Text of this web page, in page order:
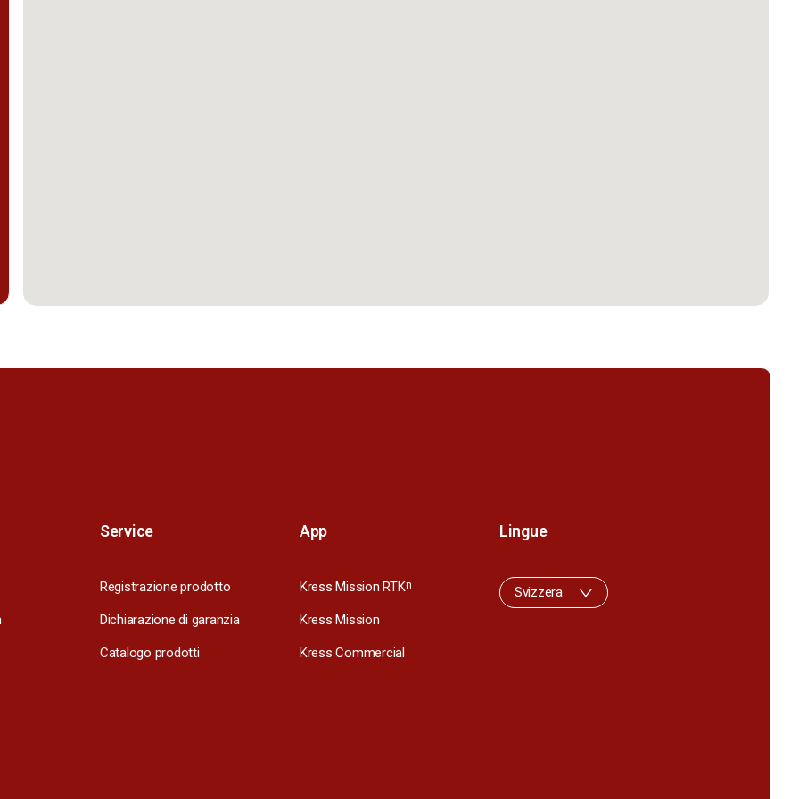
Service
Registrazione prodotto
Dichiarazione di garanzia
Catalogo prodotti
App
Kress Mission RTKn
Kress Mission
Kress Commercial
Lingue
Svizzera